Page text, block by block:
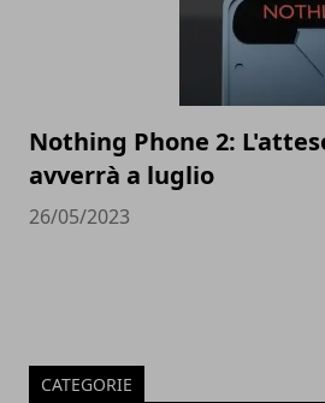
Nothing Phone 2:
avverrà a luglio
26/05/2023
CATEGORIE